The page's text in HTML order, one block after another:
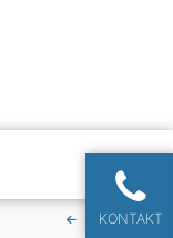
KONTAKT